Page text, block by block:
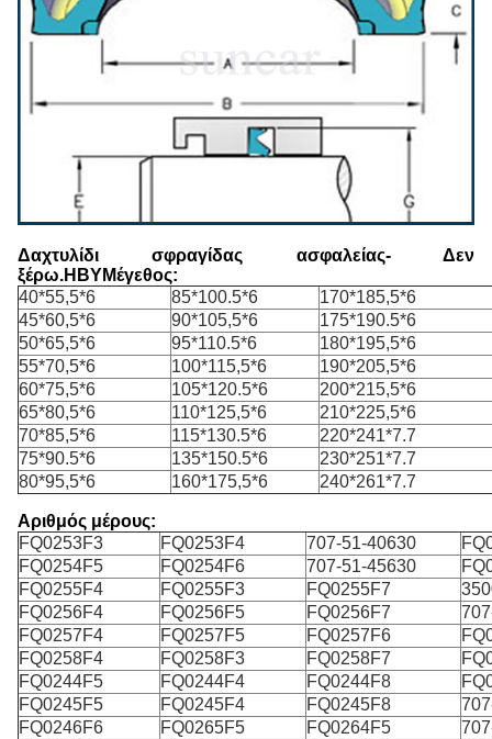
Δαχτυλίδι σφραγίδας ασφαλείας- Δεν
ξέρω.HBYΜέγεθος:
40*55,5*6
85*100.5*6
170*185,5*6
45*60,5*6
90*105,5*6
175*190.5*6
50*65,5*6
95*110.5*6
180*195,5*6
55*70,5*6
100*115,5*6
190*205,5*6
60*75,5*6
105*120.5*6
200*215,5*6
65*80,5*6
110*125,5*6
210*225,5*6
70*85,5*6
115*130.5*6
220*241*7.7
75*90.5*6
135*150.5*6
230*251*7.7
80*95,5*6
160*175,5*6 240*261*7.7
Αριθμός μέρους:
FQ0253F3
FQ0253F4 707-51-40630
FQ0254F5
FQ0254F6 707-51-45630
FQ0255F4
FQ0255F3 FQ0255F7
FQ0256F4
FQ0256F5 FQ0256F7
FQ0257F4
FQ0257F5 FQ0257F6
FQ0258F4
FQ0258F3 FQ0258F7
FQ0244F5
FQ0244F4 FQ0244F8
FQ0245F5
FQ0245F4 FQ0245F8
FQ0246F6
FQ0265F5 FQ0264F5